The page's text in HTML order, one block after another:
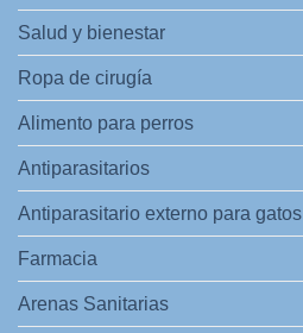
Salud y bienestar
Ropa de cirugía
Alimento para perros
Antiparasitarios
Antiparasitario externo para gatos
Farmacia
Arenas Sanitarias